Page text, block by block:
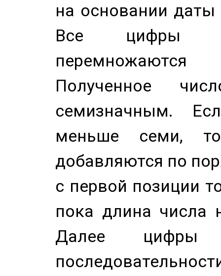
на основании
Все цифры
Полученное
семизначным.
меньше семи,
добавляются по
с первой позиции
пока длина числа
Далее цифры